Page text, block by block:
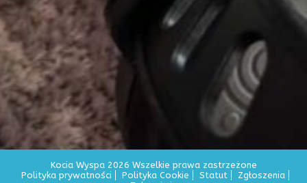
Kocia Wyspa 2026 Wszelkie prawa zastrzeżone
Polityka prywatności
Polityka Cookie Statut
Zgłoszenia